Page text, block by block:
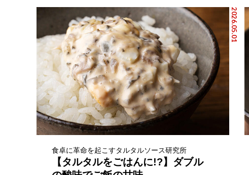
2026.05.01
食卓に革命を起こすタルタルソース研究所
【タルタルをごはんに!?】ダブル